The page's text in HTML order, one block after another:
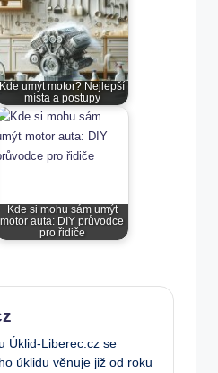
Kde umýt motor? Nejlepší
místa a postupy
Kde si mohu sám umýt
motor auta: DIY průvodce
pro řidiče
Úklid-Liberec.cz se
úklidu věnuje již od roku